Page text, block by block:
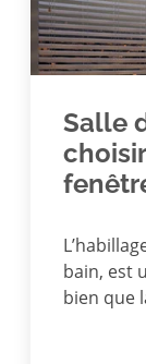
Salle
bain, est
bien que